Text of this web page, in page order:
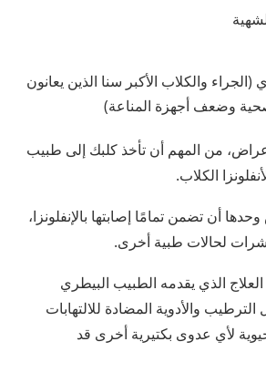
(الجراء والكلاب الأكبر سنا الذين يعانون
وضعف أجهزة المناعة)
من المهم أن تأخذ كلبك إلى طبيب
الكلاب.
أن تضمن تمامًا إصابتها بالإنفلونزا،
لحالات طبية أخرى.
الذي يقدمه الطبيب البيطري
الترطيب والأدوية المضادة للالتهابات
لأي عدوى بكتيرية أخرى قد